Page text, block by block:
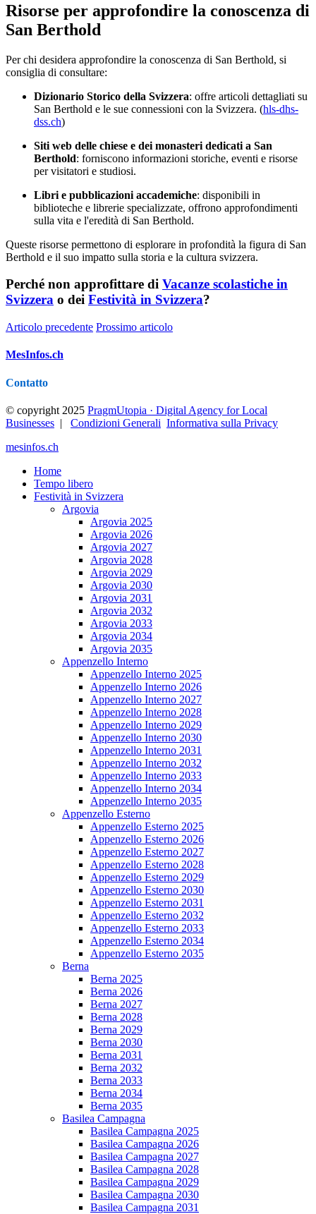
Risorse per approfondire la conoscenza di
San Berthold
Per chi desidera approfondire la conoscenza di San Berthold, si
consiglia di consultare:
Dizionario Storico della Svizzera: offre articoli dettagliati su
San Berthold e le sue connessioni con la Svizzera. (hls-dhs-
dss.ch)
Siti web delle chiese e dei monasteri dedicati a San
Berthold: forniscono informazioni storiche, eventi e risorse
per visitatori e studiosi.
Libri e pubblicazioni accademiche: disponibili in
biblioteche e librerie specializzate, offrono approfondimenti
sulla vita e l'eredità di San Berthold.
Queste risorse permettono di esplorare in profondità la figura di San
Berthold e il suo impatto sulla storia e la cultura svizzera.
Perché non approfittare di Vacanze scolastiche in
Svizzera o dei Festività in Svizzera?
Articolo precedente Prossimo articolo
MesInfos.ch
Contatto
© copyright 2025 PragmUtopia · Digital Agency for Local
Businesses | Condizioni Generali Informativa sulla Privacy
mesinfos.ch
Home
Tempo libero
Festività in Svizzera
Argovia
Argovia 2025
Argovia 2026
Argovia 2027
Argovia 2028
Argovia 2029
Argovia 2030
Argovia 2031
Argovia 2032
Argovia 2033
Argovia 2034
Argovia 2035
Appenzello Interno
Appenzello Interno 2025
Appenzello Interno 2026
Appenzello Interno 2027
Appenzello Interno 2028
Appenzello Interno 2029
Appenzello Interno 2030
Appenzello Interno 2031
Appenzello Interno 2032
Appenzello Interno 2033
Appenzello Interno 2034
Appenzello Interno 2035
Appenzello Esterno
Appenzello Esterno 2025
Appenzello Esterno 2026
Appenzello Esterno 2027
Appenzello Esterno 2028
Appenzello Esterno 2029
Appenzello Esterno 2030
Appenzello Esterno 2031
Appenzello Esterno 2032
Appenzello Esterno 2033
Appenzello Esterno 2034
Appenzello Esterno 2035
Berna
Berna 2025
Berna 2026
Berna 2027
Berna 2028
Berna 2029
Berna 2030
Berna 2031
Berna 2032
Berna 2033
Berna 2034
Berna 2035
Basilea Campagna
Basilea Campagna 2025
Basilea Campagna 2026
Basilea Campagna 2027
Basilea Campagna 2028
Basilea Campagna 2029
Basilea Campagna 2030
Basilea Campagna 2031